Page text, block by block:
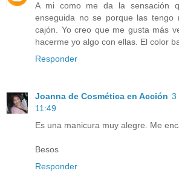
A mi como me da la sensación
enseguida no se porque las tengo
cajón. Yo creo que me gusta más
hacerme yo algo con ellas. El color
Responder
Joanna de Cosmética en Acción 3
11:49
Es una manicura muy alegre. Me
Besos
Responder